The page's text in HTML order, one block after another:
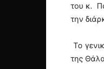
του κ.
την
Το
της